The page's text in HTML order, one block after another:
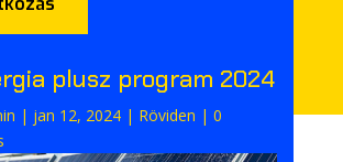
plusz program 2024
| jan 12, 2024| Röviden | 0